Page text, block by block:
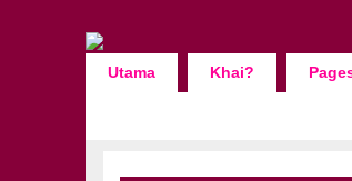
Utama Khai?